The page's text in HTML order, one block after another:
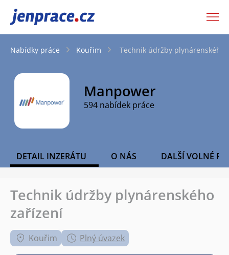
JenPráce.cz
Nabídky práce Kouřim Technik údržby plynárenského
Manpower
594 nabídek práce
DETAIL INZERÁTU O NÁS DALŠÍ VOLNÉ
Technik údržby plynárenského
zařízení
Kouřim Plný úvazek